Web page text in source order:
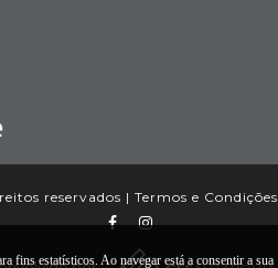
reservados | Termos e Condições
fins estatísticos. Ao navegar está a consentir a sua